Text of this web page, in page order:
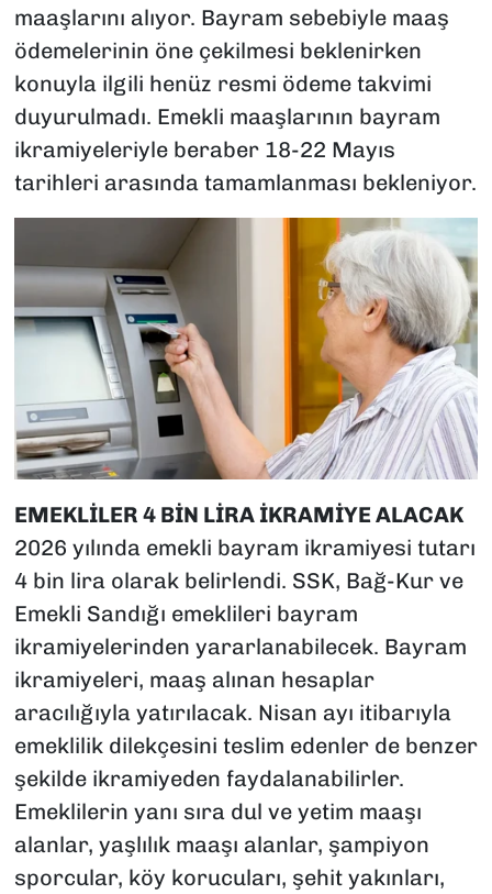
maaşlarını alıyor. Bayram sebebiyle maaş
ödemelerinin öne çekilmesi beklenirken
konuyla ilgili henüz resmi ödeme takvimi
duyurulmadı. Emekli maaşlarının bayram
ikramiyeleriyle beraber 18-22 Mayıs
tarihleri arasında tamamlanması bekleniyor.
EMEKLİLER 4 BİN LİRA İKRAMİYE ALACAK
2026 yılında emekli bayram ikramiyesi tutarı
4 bin lira olarak belirlendi. SSK, Bağ-Kur ve
Emekli Sandığı emeklileri bayram
ikramiyelerinden yararlanabilecek. Bayram
ikramiyeleri, maaş alınan hesaplar
aracılığıyla yatırılacak. Nisan ayı itibarıyla
emeklilik dilekçesini teslim edenler de benzer
şekilde ikramiyeden faydalanabilirler.
Emeklilerin yanı sıra dul ve yetim maaşı
alanlar, yaşlılık maaşı alanlar, şampiyon
sporcular, köy korucuları, şehit yakınları,